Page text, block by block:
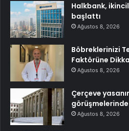
Halkbank,
başlattı
Ağustos 8, 2026
Böbreklerinizi
Faktörüne
Ağustos 8, 2026
Çerçeve
görüşmelerinde
Ağustos 8, 2026